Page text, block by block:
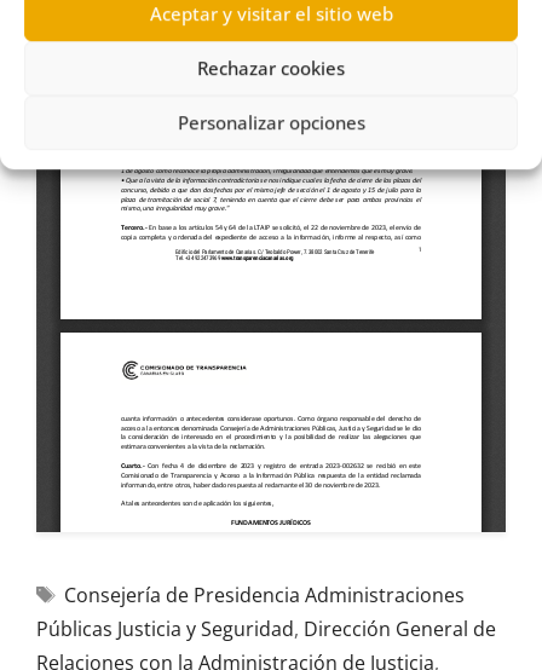
Aceptar y visitar el sitio web
Rechazar cookies
Personalizar opciones
Consejería de Presidencia Administraciones
Públicas Justicia y Seguridad, Dirección General de
Relaciones con la Administración de Justicia,